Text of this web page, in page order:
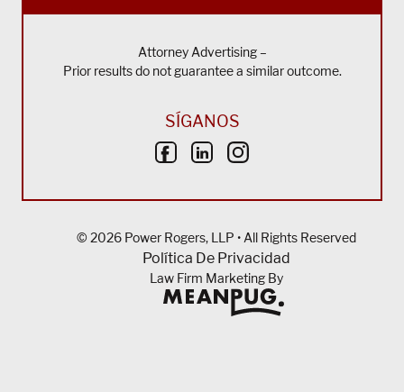
Attorney Advertising –
Prior results do not guarantee a similar outcome.
SÍGANOS
© 2026 Power Rogers, LLP • All Rights Reserved
Política De Privacidad
Law Firm Marketing By